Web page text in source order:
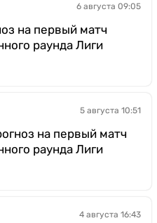
6 августа 09:05
на первый матч
раунда Лиги
5 августа 10:51
на первый матч
раунда Лиги
4 августа 16:43